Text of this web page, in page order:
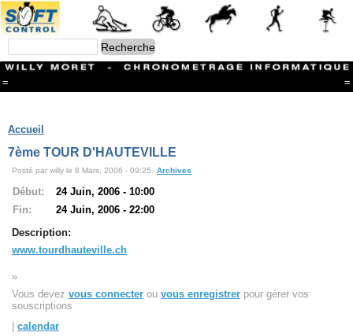
= =
Branches
CONTACT
Ski ALPIN
Triathlon
Ski Nordique
Courses à pieds
VTT
Athlétisme
Caisse à savon
Coupe "Journal La Gruyère"
Hippisme
Marche
Archives
Accueil
7ème TOUR D'HAUTEVILLE
Posté par willy le 8 Mars, 2006 - 09:25. Archives
Début:
24 Juin, 2006 - 10:00
Fin:
24 Juin, 2006 - 22:00
Description:
www.tourdhauteville.ch
»
Vous devez vous connecter ou vous enregistrer pour gérer vos
souscriptions
calendar